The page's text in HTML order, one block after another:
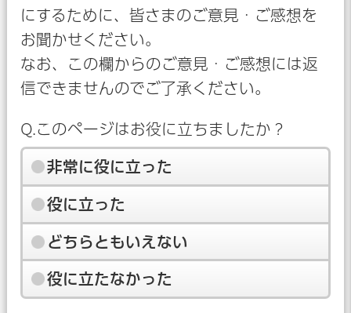
にするために、皆さまのご意見・ご感想を
お聞かせください。
なお、この欄からのご意見・ご感想には返
信できませんのでご了承ください。
Q.このページはお役に立ちましたか？
非常に役に立った
役に立った
どちらともいえない
役に立たなかった